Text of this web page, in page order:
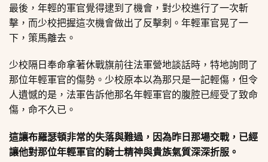
最後，年輕的軍官覺得逮到了機會，對少校進行了一次斬
擊，而少校把握這次機會做出了反擊刺。年輕軍官晃了一
下，策馬離去。
少校隔日奉命拿著休戰旗前往法軍營地談話時，特地詢問了
那位年輕軍官的傷勢。少校原本以為那只是一記輕傷，但令
人遺憾的是，法軍告訴他那名年輕軍官的腹腔已經受了致命
傷，命不久已。
這讓布羅瑟頓非常的失落與難過，因為昨日那場交戰，已經
讓他對那位年輕軍官的騎士精神與貴族氣質深深折服。